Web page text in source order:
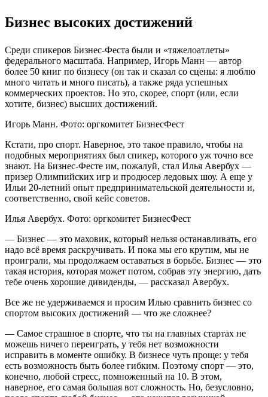
Бизнес высоких достижений
Среди спикеров Бизнес-Феста были и «тяжелоатлеты»
федерального масштаба. Например, Игорь Манн — автор
более 50 книг по бизнесу (он так и сказал со сцены: я люблю
много читать и много писать), а также ряда успешных
коммерческих проектов. Но это, скорее, спорт (или, если
хотите, бизнес) высших достижений.
Игорь Манн. Фото: оргкомитет БизнесФест
Кстати, про спорт. Наверное, это такое правило, чтобы на
подобных мероприятиях был спикер, которого уж точно все
знают. На Бизнес-Фесте им, пожалуй, стал Илья Авербух —
призер Олимпийских игр и продюсер ледовых шоу. А еще у
Ильи 20-летний опыт предпринимательской деятельности и,
соответственно, свой кейс советов.
Илья Авербух. Фото: оргкомитет БизнесФест
— Бизнес — это маховик, который нельзя останавливать, его
надо всё время раскручивать. И пока мы его крутим, мы не
проиграли, мы продолжаем оставаться в борьбе. Бизнес — это
такая история, которая может потом, собрав эту энергию, дать
тебе очень хорошие дивиденды, — рассказал Авербух.
Все же не удерживаемся и просим Илью сравнить бизнес со
спортом высоких достижений — что же сложнее?
— Самое страшное в спорте, что ты на главных стартах не
можешь ничего переиграть, у тебя нет возможности
исправить в моменте ошибку. В бизнесе чуть проще: у тебя
есть возможность быть более гибким. Поэтому спорт — это,
конечно, любой стресс, помноженный на 10. В этом,
наверное, его самая большая вот сложность. Но, безусловно,